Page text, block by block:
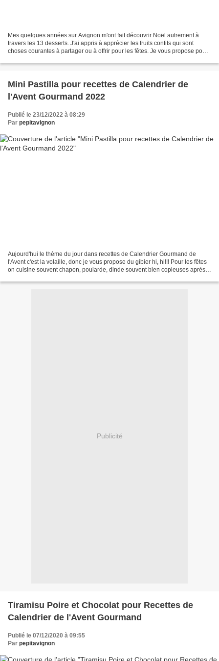
Mes quelques années sur Avignon m'ont fait découvrir Noël autrement à
travers les 13 desserts. J'ai appris à apprécier les fruits confits qui sont
choses courantes à partager ou à offrir pour les fêtes. Je vous propose pour
Mini Pastilla pour recettes de Calendrier de
l'Avent Gourmand 2022
Publié le 23/12/2022 à 08:29
Par pepitavignon
Aujourd'hui le thème du jour dans recettes de Calendrier Gourmand de
l'Avent c'est la volaille, donc je vous propose du gibier hi, hi!!! Pour les fêtes
on cuisine souvent chapon, poularde, dinde souvent bien copieuses après
Publicité
Tiramisu Poire et Chocolat pour Recettes de
Calendrier de l'Avent Gourmand
Publié le 07/12/2020 à 09:55
Par pepitavignon